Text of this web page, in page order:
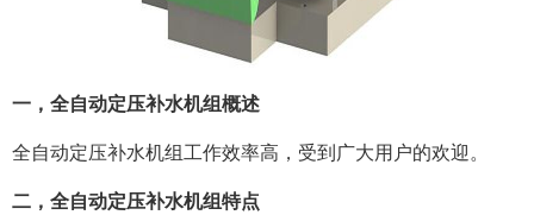
一，全自动定压补水机组概述
全自动定压补水机组工作效率高，受到广大用户的欢迎。
二，全自动定压补水机组特点